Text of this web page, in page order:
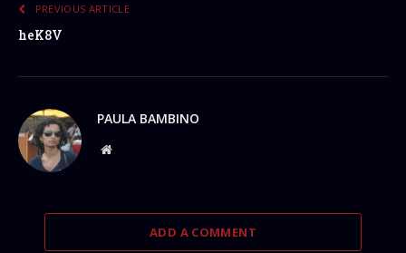
PREVIOUS ARTICLE
heK8V
PAULA BAMBINO
Website
ADD A COMMENT